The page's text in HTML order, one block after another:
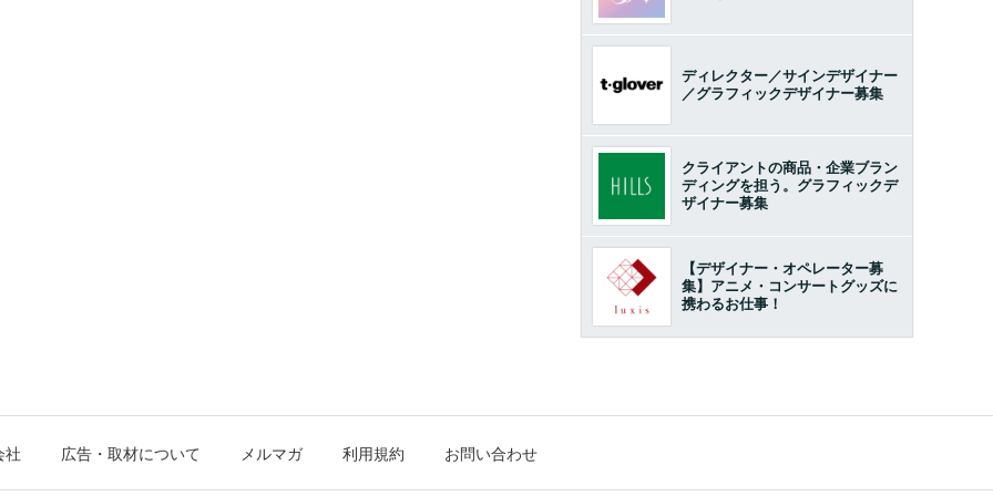
ディレクター／サインデザイナー
／グラフィックデザイナー募集
クライアントの商品・企業ブラン
ディングを担う。グラフィックデ
ザイナー募集
【デザイナー・オペレーター募
集】アニメ・コンサートグッズに
携わるお仕事！
社 広告・取材について メルマガ 利用規約 お問い合わせ